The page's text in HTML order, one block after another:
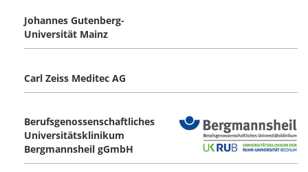
Johannes Gutenberg-
Universität Mainz
Carl Zeiss Meditec AG
Berufsgenossenschaftliches
Universitätsklinikum
Bergmannsheil gGmbH